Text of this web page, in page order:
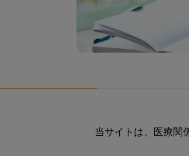
当サイトは、医療関